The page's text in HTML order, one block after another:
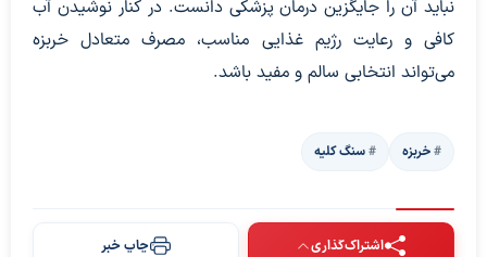
نباید آن را جایگزین درمان پزشکی دانست. در کنار نوشیدن آب
کافی و رعایت رژیم غذایی مناسب، مصرف متعادل خربزه
می‌تواند انتخابی سالم و مفید باشد.
خربزه سنگ کلیه
اشتراک‌گذاری چاپ خبر